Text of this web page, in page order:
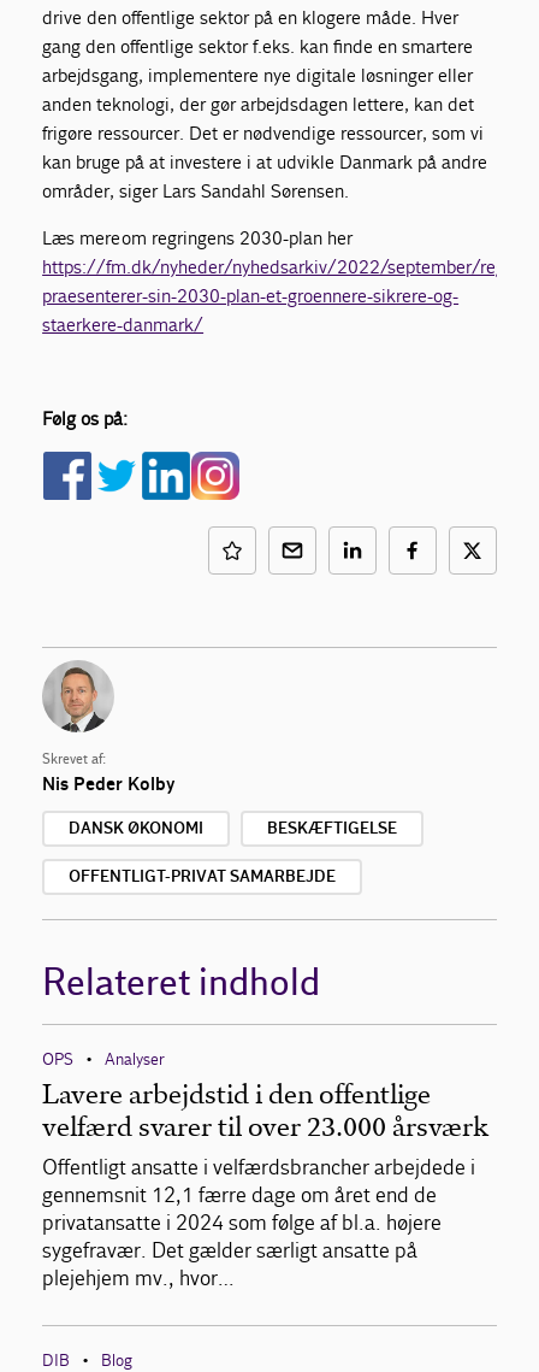
drive den offentlige sektor på en klogere måde. Hver
gang den offentlige sektor f.eks. kan finde en smartere
arbejdsgang, implementere nye digitale løsninger eller
anden teknologi, der gør arbejdsdagen lettere, kan det
frigøre ressourcer. Det er nødvendige ressourcer, som vi
kan bruge på at investere i at udvikle Danmark på andre
områder, siger Lars Sandahl Sørensen.
Læs mere om regringens 2030-plan her
https://fm.dk/nyheder/nyhedsarkiv/2022/september/
praesenterer-sin-2030-plan-et-groennere-sikrere-og-
staerkere-danmark/
Følg os på:
Skrevet af:
Nis Peder Kolby
DANSK ØKONOMI BESKÆFTIGELSE
OFFENTLIGT-PRIVAT SAMARBEJDE
Relateret indhold
OPS • Analyser
Lavere arbejdstid i den offentlige
velfærd svarer til over 23.000 årsværk
Offentligt ansatte i velfærdsbrancher arbejdede i
gennemsnit 12,1 færre dage om året end de
privatansatte i 2024 som følge af bl.a. højere
sygefravær. Det gælder særligt ansatte på
plejehjem mv., hvor…
DIB • Blog